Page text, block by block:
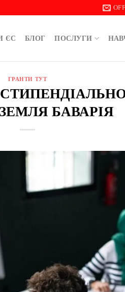
ЄС БЛОГ ПОСЛУГИ
ГРАНТИ ТУТ
БАВАРІЯ